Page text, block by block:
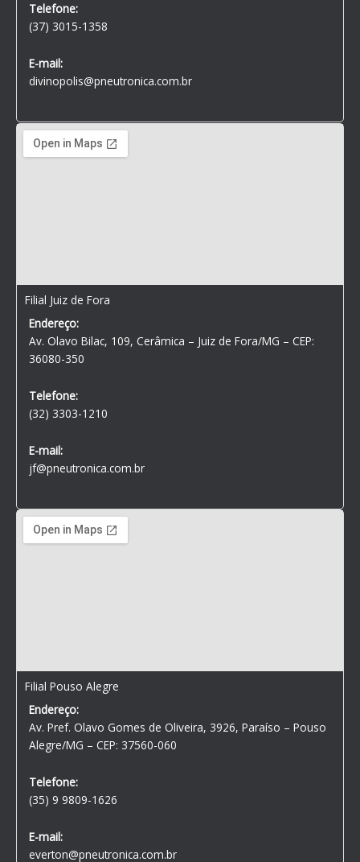
Telefone:
(37) 3015-1358
E-mail:
divinopolis@pneutronica.com.br
Filial Juiz de Fora
Endereço:
Av. Olavo Bilac, 109, Cerâmica – Juiz de Fora/MG – CEP:
36080-350
Telefone:
(32) 3303-1210
E-mail:
jf@pneutronica.com.br
Filial Pouso Alegre
Endereço:
Av. Pref. Olavo Gomes de Oliveira, 3926, Paraíso – Pouso
Alegre/MG – CEP: 37560-060
Telefone:
(35) 9 9809-1626
E-mail:
everton@pneutronica.com.br